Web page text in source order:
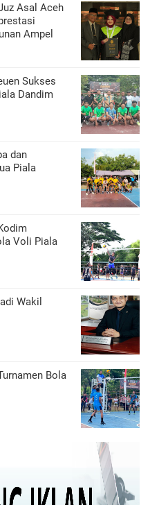
Asal Aceh
Ampel
Sukses
Dandim
dan
Piala
Voli Piala
Wakil
Bola